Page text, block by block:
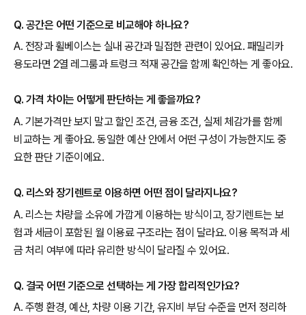
Q. 공간은 어떤 기준으로 비교해야 하나요?
A. 전장과 휠베이스는 실내 공간과 밀접한 관련이 있어요. 패밀리카
용도라면 2열 레그룸과 트렁크 적재 공간을 함께 확인하는 게 좋아요.
Q. 가격 차이는 어떻게 판단하는 게 좋을까요?
A. 기본가격만 보지 말고 할인 조건, 금융 조건, 실제 체감가를 함께
비교하는 게 좋아요. 동일한 예산 안에서 어떤 구성이 가능한지도 중
요한 판단 기준이에요.
Q. 리스와 장기렌트로 이용하면 어떤 점이 달라지나요?
A. 리스는 차량을 소유에 가깝게 이용하는 방식이고, 장기렌트는 보
험과 세금이 포함된 월 이용료 구조라는 점이 달라요. 이용 목적과 세
금 처리 여부에 따라 유리한 방식이 달라질 수 있어요.
Q. 결국 어떤 기준으로 선택하는 게 가장 합리적인가요?
A. 주행 환경, 예산, 차량 이용 기간, 유지비 부담 수준을 먼저 정리하